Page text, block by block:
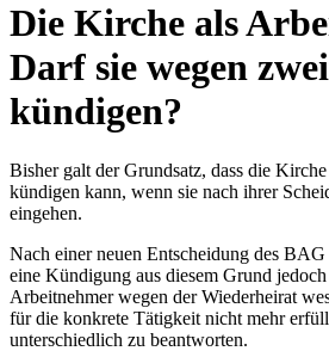
Die Kirche als
Darf sie wegen
kündigen?
Bisher galt der Grundsatz, dass die
kündigen kann, wenn sie nach ihrer
eingehen.
Nach einer neuen Entscheidung des
eine Kündigung aus diesem Grund
Arbeitnehmer wegen der Wiederheirat
für die konkrete Tätigkeit nicht mehr
unterschiedlich zu beantworten.